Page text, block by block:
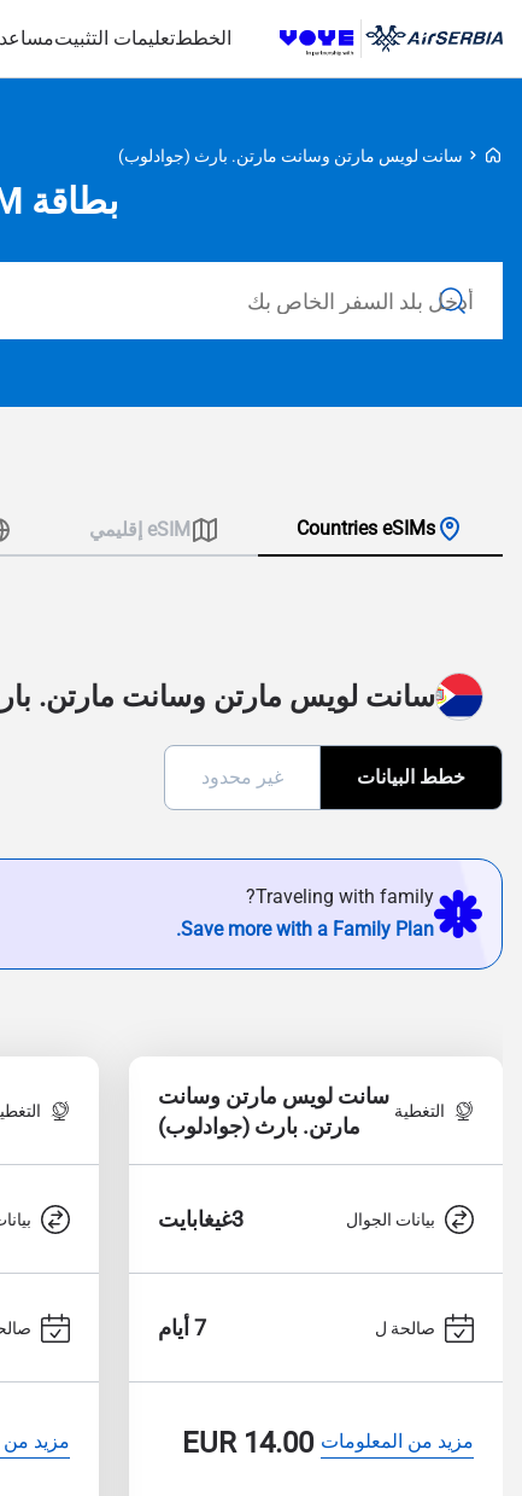
الخططتعليمات التثبيت
Voye Homepage
سانت لويس مارتن وسانت مارتن. بارث (جوادلوب)
بطاقة eSIM لـ St-Martin-And-St-Barth-Guadeloupe
Countries eSIMs eSIM إقليمي
سانت لويس مارتن وسانت مارتن.
خطط البيانات غير محدود
Traveling with family?
Save more with a Family Plan.
التغطية
سانت لويس مارتن وسانت
مارتن. بارث (جوادلوب)
بيانات الجوال 3غيغابايت
صالحة ل 7 أيام
مزيد من المعلومات EUR14.00 مزيد من